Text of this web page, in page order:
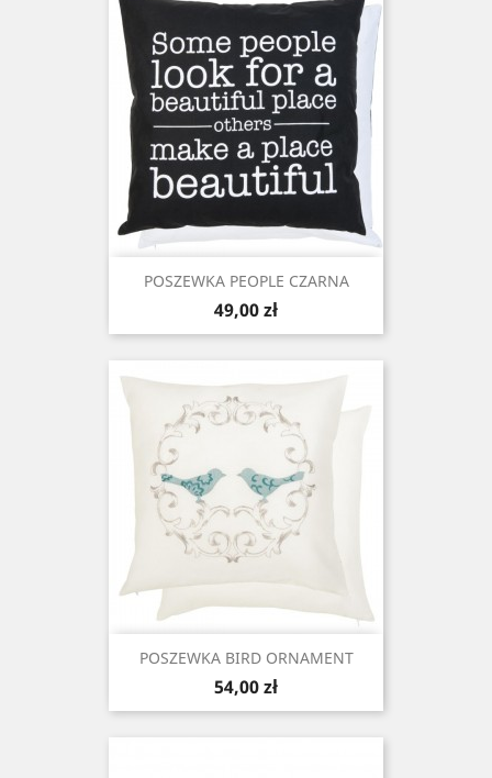
POSZEWKA PEOPLE CZARNA
Cena
49,00 zł
POSZEWKA BIRD ORNAMENT
Cena
54,00 zł